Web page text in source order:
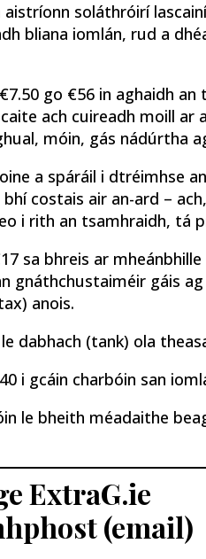
soláthróirí
bliana iomlán, rud a
go €56 in aghaidh
ach cuireadh moill ar
móin, gás nádúrtha
a spáráil i dtréimhse
costais air an-ard –
i rith an tsamhraidh, tá
sa bhreis ar
gnáthchustaiméir gáis
anois.
dabhach (tank) ola
i gcáin charbóin san
le bheith méadaithe
ExtraG.ie
(email)